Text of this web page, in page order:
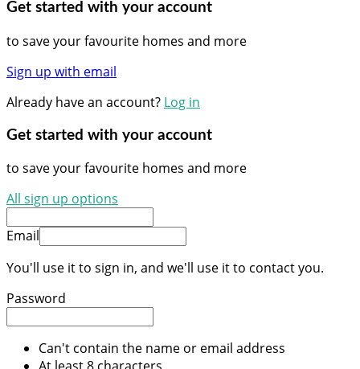
Get started with your account
to save your favourite homes and more
Sign up with email
Already have an account? Log in
Get started with your account
to save your favourite homes and more
All sign up options
Email
You'll use it to sign in, and we'll use it to contact you.
Password
Can't contain the name or email address